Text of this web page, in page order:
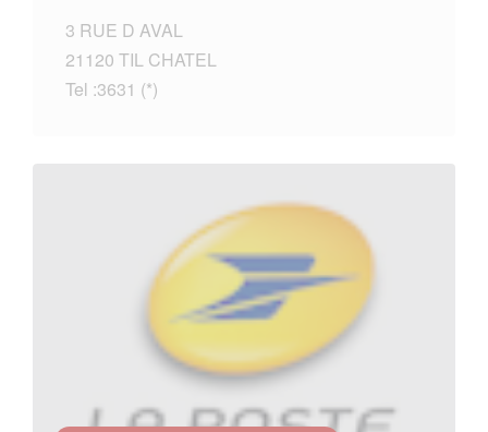
3 RUE D AVAL
21120 TIL CHATEL
Tel :3631 (*)